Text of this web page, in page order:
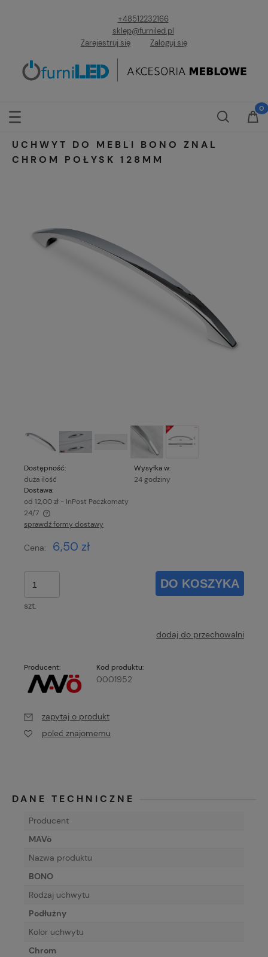
+48512232166
sklep@furniled.pl
Zarejestruj się
Zaloguj się
UCHWYT DO MEBLI BONO ZNAL
CHROM POŁYSK 128MM
Dostępność:
duża ilość
Wysyłka w:
24 godziny
Dostawa:
od 12,00 zł - InPost Paczkomaty
24/7
Cena nie zawiera ewentualnych kosztów płatności
sprawdź formy dostawy
Cena: 6,50 zł
szt.
DO KOSZYKA
dodaj do przechowalni
Producent: Kod produktu:
0001952
zapytaj o produkt
poleć znajomemu
DANE TECHNICZNE
Producent
MAVö
Nazwa produktu
BONO
Rodzaj uchwytu
Podłużny
Kolor uchwytu
Chrom